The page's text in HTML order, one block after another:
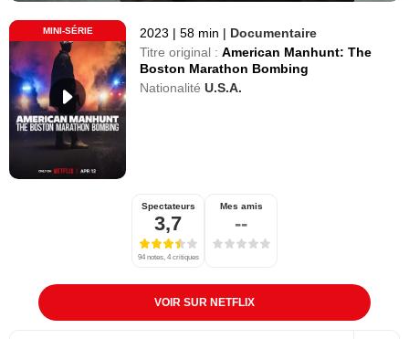
MINI-SÉRIE 2023 | 58 min | Documentaire
Titre original : American Manhunt: The
Boston Marathon Bombing
Nationalité U.S.A.
Spectateurs
3,7
94 notes, 4 critiques
Mes amis
--
VOIR SUR NETFLIX